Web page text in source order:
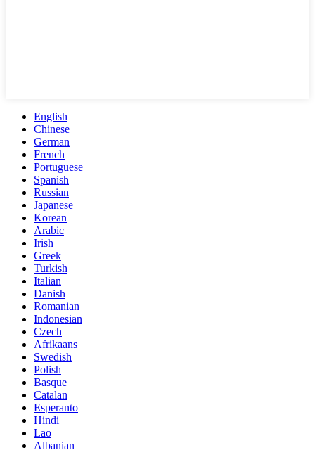
English
Chinese
German
French
Portuguese
Spanish
Russian
Japanese
Korean
Arabic
Irish
Greek
Turkish
Italian
Danish
Romanian
Indonesian
Czech
Afrikaans
Swedish
Polish
Basque
Catalan
Esperanto
Hindi
Lao
Albanian